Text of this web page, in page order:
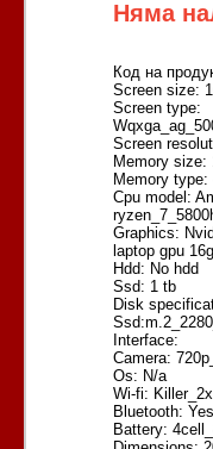
Няма
Код на
Screen size:
Screen type:
Screen
Memory size:
Memory type:
Cpu model:
Graphics:
laptop gpu
Hdd: No hdd
Ssd: 1 tb
Disk
Interface:
Camera:
Os: N/a
Wi-fi:
Bluetooth: Yes
Battery: